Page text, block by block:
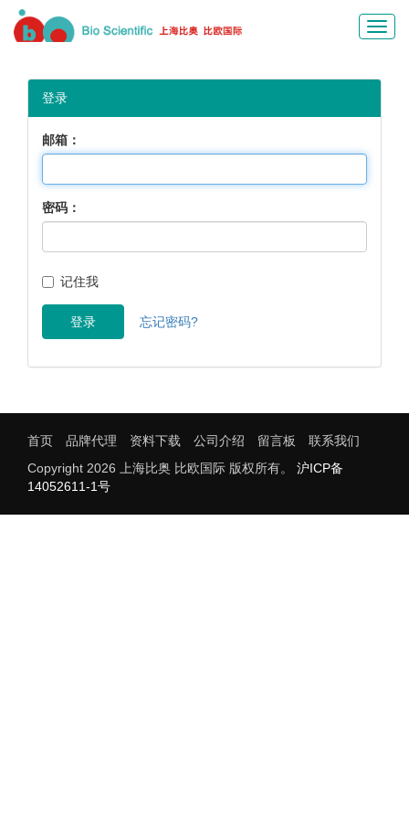
登录
邮箱：
密码：
记住我
登录 忘记密码?
首页 品牌代理 资料下载 公司介绍 留言板
联系我们
Copyright 2026 上海比奥 比欧国际 版权所有。 沪ICP备
14052611-1号